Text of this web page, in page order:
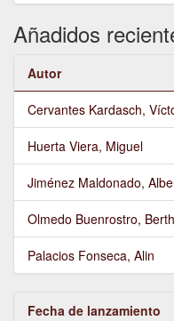
Añadidos
Autor
Cervantes Kardasch,
Huerta Viera, Miguel
Jiménez Maldonado,
Olmedo Buenrostro,
Palacios Fonseca, Alin
Fecha de lanzamiento